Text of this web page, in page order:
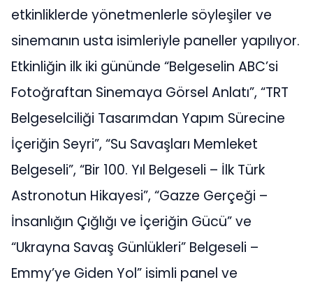
etkinliklerde yönetmenlerle söyleşiler ve
sinemanın usta isimleriyle paneller yapılıyor.
Etkinliğin ilk iki gününde “Belgeselin ABC’si
Fotoğraftan Sinemaya Görsel Anlatı”, “TRT
Belgeselciliği Tasarımdan Yapım Sürecine
İçeriğin Seyri”, “Su Savaşları Memleket
Belgeseli”, “Bir 100. Yıl Belgeseli – İlk Türk
Astronotun Hikayesi”, “Gazze Gerçeği –
İnsanlığın Çığlığı ve İçeriğin Gücü” ve
“Ukrayna Savaş Günlükleri” Belgeseli –
Emmy’ye Giden Yol” isimli panel ve